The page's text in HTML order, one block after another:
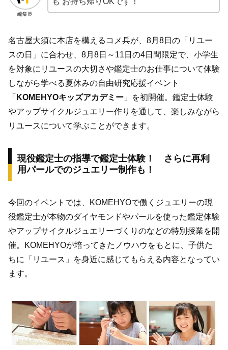
編集長
名古屋大須に本店を構えるコメ兵が、8月8日の「リユー
スの日」に合わせ、8月8日～11日の4日間限定で、小学生
を対象にリユースの大切さや鑑定士のお仕事について体験
しながら学べる夏休みの自由研究応援イベント
「 KOMEHYOキッズアカデミー 」を初開催。鑑定士体験
やアップサイクルジュエリー作りを通して、楽しみながら
リユースについて学ぶことができます。
現役鑑定士の指導で鑑定士体験！ さらに再利
用パールでのジュエリー制作も！
今回のイベントでは、KOMEHYOで働くジュエリーの現
役鑑定士が本物のダイヤモンドやパールを使った鑑定体験
やアップサイクルジュエリーづくりのなどの特別授業を開
催。KOMEHYOが培ってきたノウハウをもとに、子供た
ちに「リユース」を身近に感じてもらえる内容となってい
ます。